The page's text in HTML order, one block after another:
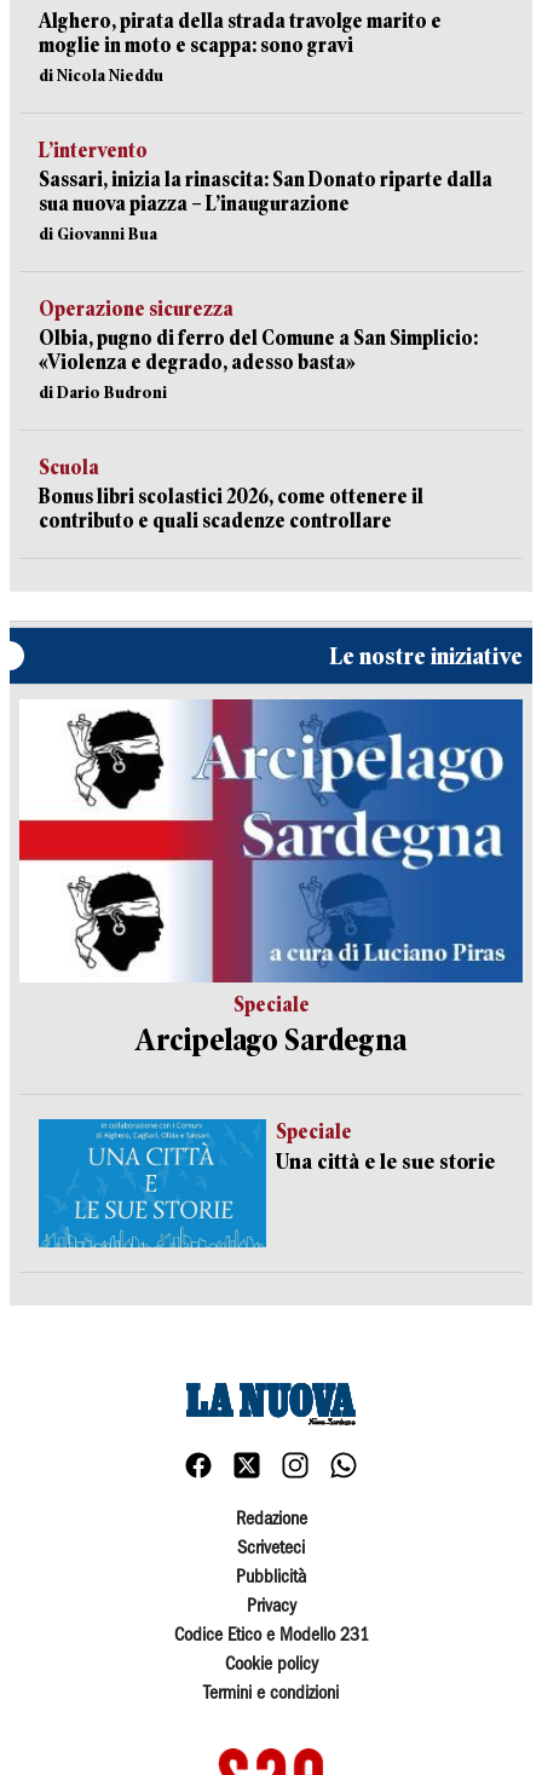
Alghero, pirata della strada travolge marito e
moglie in moto e scappa: sono gravi
di Nicola Nieddu
L’intervento
Sassari, inizia la rinascita: San Donato riparte dalla
sua nuova piazza – L’inaugurazione
di Giovanni Bua
Operazione sicurezza
Olbia, pugno di ferro del Comune a San Simplicio:
«Violenza e degrado, adesso basta»
di Dario Budroni
Scuola
Bonus libri scolastici 2026, come ottenere il
contributo e quali scadenze controllare
Le nostre iniziative
Speciale
Arcipelago Sardegna
Speciale
Una città e le sue storie
Redazione
Scriveteci
Pubblicità
Privacy
Codice Etico e Modello 231
Cookie policy
Termini e condizioni